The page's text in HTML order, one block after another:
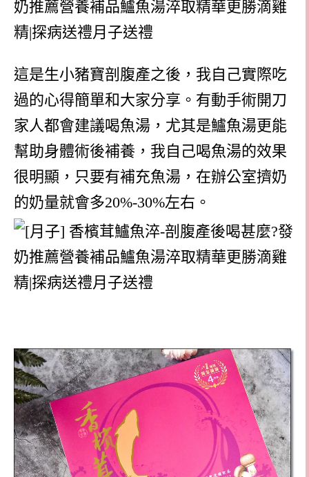
這是生小豬寶剖腹產之後，我自己實際吃
過的心得簡單和大家分享。有動手術開刀
家人都會建議喝魚湯，尤其是鱸魚湯更能
幫助身體術後補養，我自己喝魚湯的效果
很明顯，只要有補充魚湯，在辦公室擠奶
的奶量就會多20%-30%左右。